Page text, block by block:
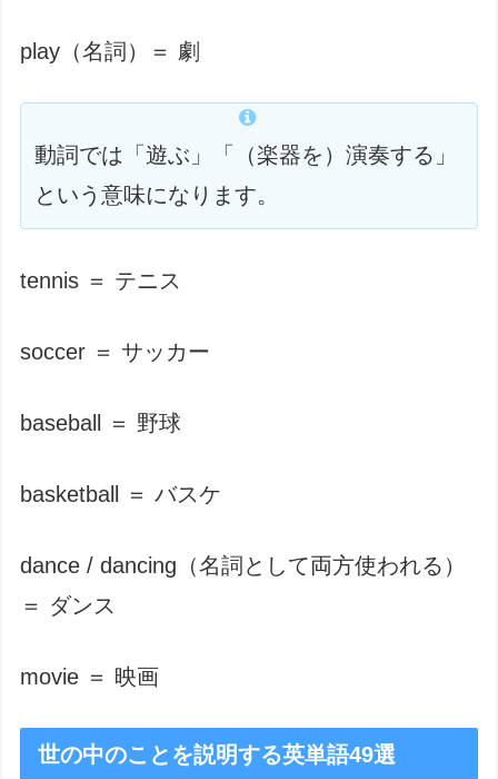
play（名詞）＝ 劇
動詞では「遊ぶ」「（楽器を）演奏する」
という意味になります。
tennis ＝ テニス
soccer ＝ サッカー
baseball ＝ 野球
basketball ＝ バスケ
dance / dancing（名詞として両方使われる）
＝ ダンス
movie ＝ 映画
世の中のことを説明する英単語49選